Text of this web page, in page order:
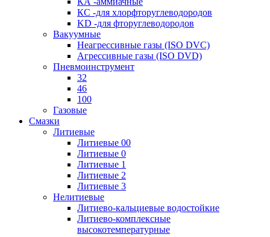
КС -для хлорфторуглеводородов
KD -для фторуглеводородов
Вакуумные
Неагрессивные газы (ISO DVC)
Агрессивные газы (ISO DVD)
Пневмоинструмент
32
46
100
Газовые
Смазки
Литиевые
Литиевые 00
Литиевые 0
Литиевые 1
Литиевые 2
Литиевые 3
Нелитиевые
Литиево-кальциевые водостойкие
Литиево-комплексные
высокотемпературные